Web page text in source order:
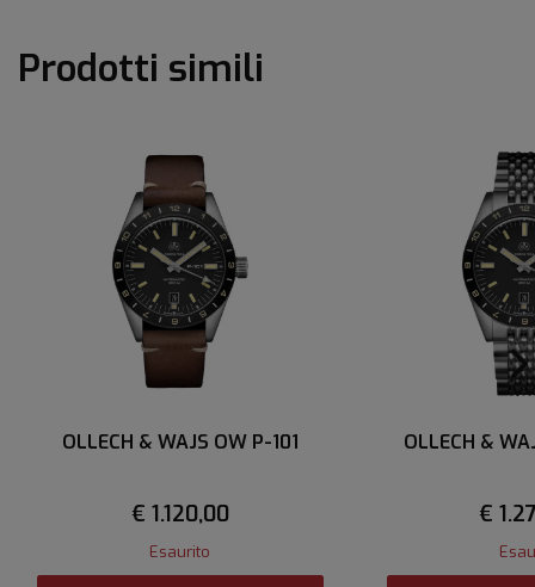
Prodotti simili
OLLECH & WAJS OW P-101
€ 1.120,00
Esaurito
OLLECH &
€